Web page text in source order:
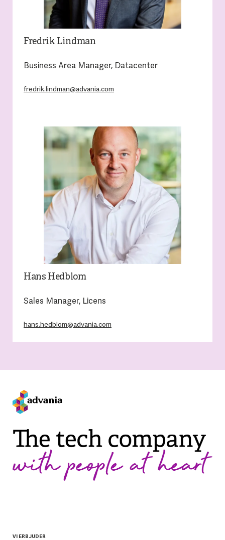
Fredrik Lindman
Business Area Manager, Datacenter
fredrik.lindman@advania.com
Hans Hedblom
Sales Manager, Licens
hans.hedblom@advania.com
VI ERBJUDER